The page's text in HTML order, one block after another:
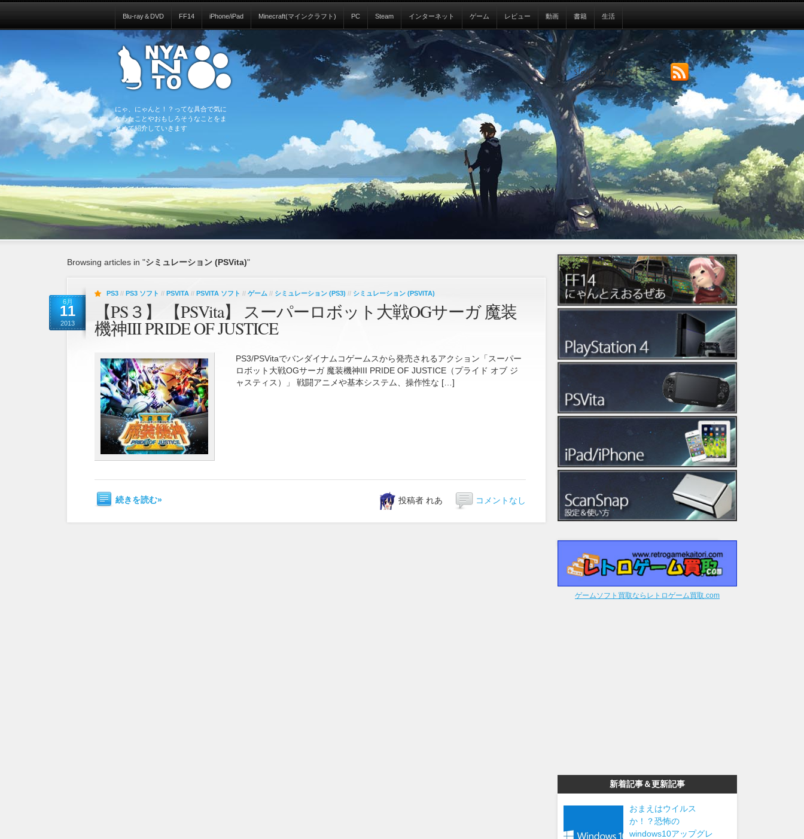
にゃ、にゃんと！？ってな具合で気に
なったことやおもしろそうなことをま
とめて紹介していきます
Blu-ray＆DVD FF14 iPhone/iPad Minecraft(マインクラフト) PC Steam インターネット ゲーム レビュー 動画 書籍 生活
Browsing articles in "シミュレーション (PSVita)"
6月
11
2013
PS3 // PS3 ソフト // PSVITA // PSVITA ソフト // ゲーム // シミュレーション (PS3) // シミュレーション (PSVITA)
【PS３】 【PSVita】 スーパーロボット大戦OGサーガ 魔装
機神III PRIDE OF JUSTICE
PS3/PSVitaでバンダイナムコゲームスから発売されるアクション「スーパー
ロボット大戦OGサーガ 魔装機神III PRIDE OF JUSTICE（プライド オブ ジ
ャスティス）」 戦闘アニメや基本システム、操作性な […]
続きを読む» 投稿者 れあ コメントなし
ゲームソフト買取ならレトロゲーム買取.com
新着記事＆更新記事
おまえはウイルス
か！？恐怖の
windows10アップグレ